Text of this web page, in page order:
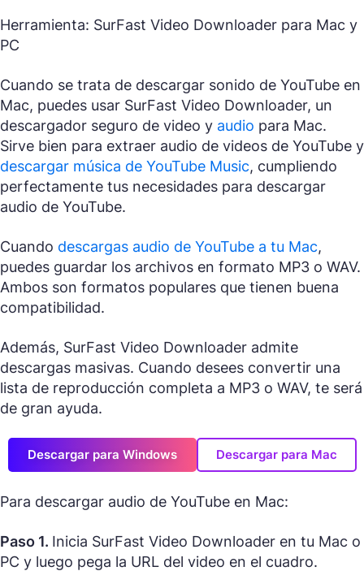
Herramienta: SurFast Video Downloader para Mac y
PC
Cuando se trata de descargar sonido de YouTube en
Mac, puedes usar SurFast Video Downloader, un
descargador seguro de video y audio para Mac.
Sirve bien para extraer audio de videos de YouTube y
descargar música de YouTube Music, cumpliendo
perfectamente tus necesidades para descargar
audio de YouTube.
Cuando descargas audio de YouTube a tu Mac,
puedes guardar los archivos en formato MP3 o WAV.
Ambos son formatos populares que tienen buena
compatibilidad.
Además, SurFast Video Downloader admite
descargas masivas. Cuando desees convertir una
lista de reproducción completa a MP3 o WAV, te será
de gran ayuda.
Descargar para Windows Descargar para Mac
Para descargar audio de YouTube en Mac:
Paso 1. Inicia SurFast Video Downloader en tu Mac o
PC y luego pega la URL del video en el cuadro.